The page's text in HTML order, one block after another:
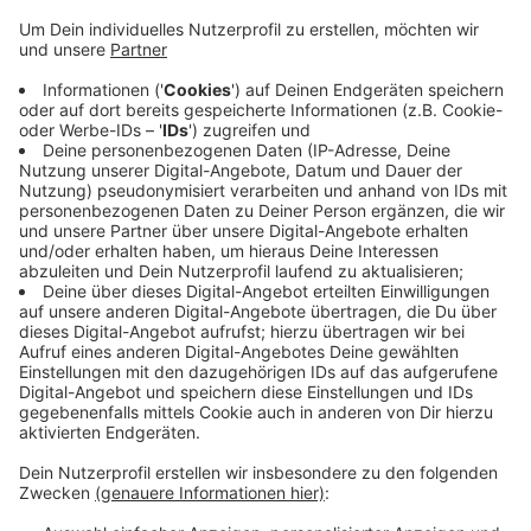
Anzeige
Die meisten Menschen bei uns haben sich dabei für
Autos mit Benzinmotoren entschieden - die machen
rund zwei Drittel aus. Im Kreis Viersen sind Diesel
dabei noch ein bisschen beliebter als in Krefeld: Den
fahren rund 30 Prozent aller Autobesitzer. E-Autos
spielen im Vergleich noch keine größere Rolle am
Niederrhein: In Krefeld sind fast 3.000 zugelassen - im
Kreis Viersen etwas mehr als 5.000.
Anzeige